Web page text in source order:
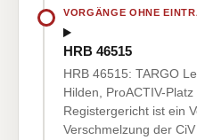
VORGÄNGE OHNE
HRB 46515
HRB 46515: TARGO
Hilden, ProACTIV-
Registergericht ist ein
Verschmelzung der